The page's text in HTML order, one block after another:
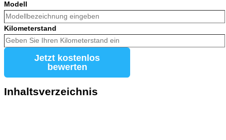
Modell
Kilometerstand
Jetzt kostenlos
bewerten
Inhaltsverzeichnis